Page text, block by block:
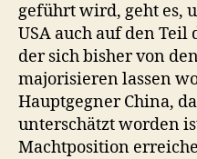
geführt wird, geht es,
USA auch auf den
der sich bisher von
majorisieren lassen
Hauptgegner China,
unterschätzt worden
Machtposition